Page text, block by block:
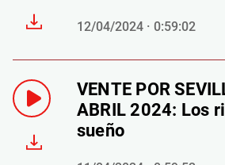
12/04/2024 · 0:59:02
VENTE POR
ABRIL 2024: Los
sueño